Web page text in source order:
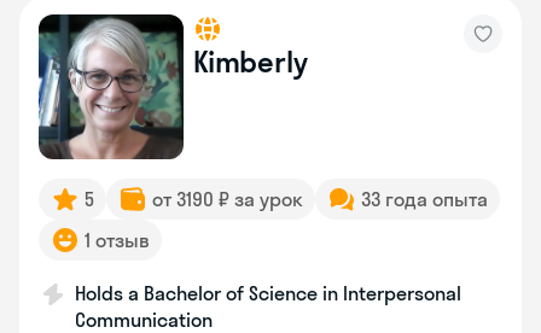
Kimberly
5 от 3190 ₽ за урок
33 года опыта
1 отзыв
Holds a Bachelor of Science in Interpersonal
Communication